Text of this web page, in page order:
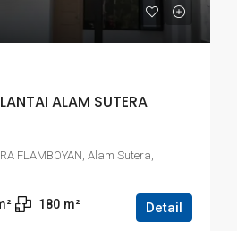
ALAM SUTERA
FLAMBOYAN, Alam Sutera,
180 m² Detail